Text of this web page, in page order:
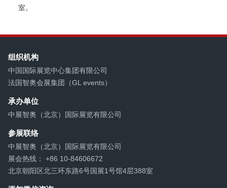
室。
组织机构
中国国际展览中心集团有限公司
法国智奥会展集团（GL events）
承办单位
中展智奥（北京）国际展览有限公司
参展联络
中展智奥（北京）国际展览有限公司
展会热线： +86 10-84606672
北京朝阳区北三环东路6号国展1号馆4层388室